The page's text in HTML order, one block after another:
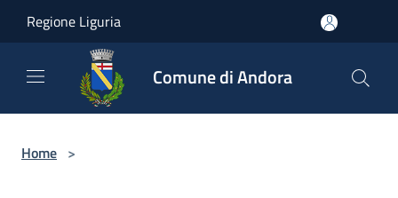
Regione Liguria
Comune di Andora
Home >